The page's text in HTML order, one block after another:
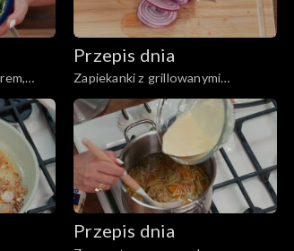
Przepis dnia
Zapiekanki z grillowanymi
warzywami oraz serem
Przepis dnia